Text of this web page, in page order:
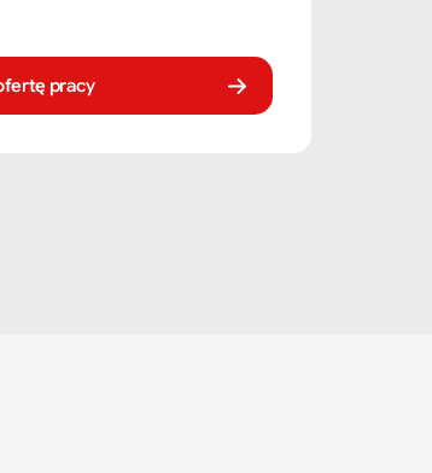
pracy